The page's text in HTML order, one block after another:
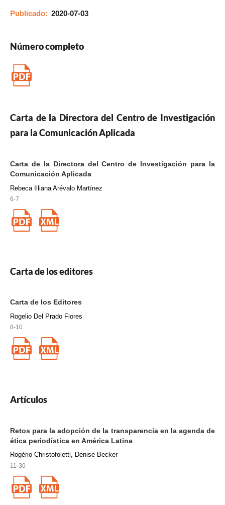
Publicado: 2020-07-03
Número completo
Carta de la Directora del Centro de Investigación
para la Comunicación Aplicada
Carta de la Directora del Centro de Investigación para la
Comunicación Aplicada
Rebeca Illiana Arévalo Martínez
6-7
Carta de los editores
Carta de los Editores
Rogelio Del Prado Flores
8-10
Artículos
Retos para la adopción de la transparencia en la agenda de
ética periodística en América Latina
Rogério Christofoletti, Denise Becker
11-30